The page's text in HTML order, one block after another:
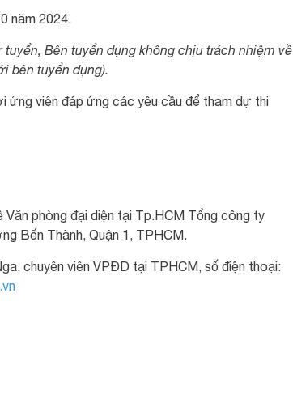
năm 2024.
Bên tuyển dụng không chịu trách nhiệm về
bên tuyển dụng).
ứng viên đáp ứng các yêu cầu để tham dự thi
phòng đại diện tại Tp.HCM Tổng công ty
Bến Thành, Quận 1, TPHCM.
chuyên viên VPĐD tại TPHCM, số điện thoại: